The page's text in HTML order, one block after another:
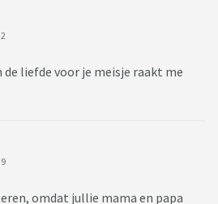
liefde voor je meisje raakt me
omdat jullie mama en papa